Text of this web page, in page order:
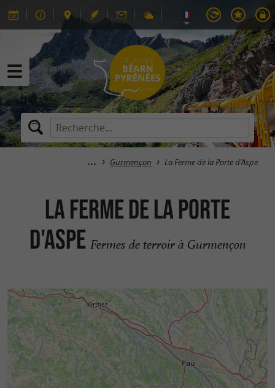
Gurmençon La Ferme de la Porte d'Aspe
La Ferme de la Porte
d'Aspe Fermes de terroir à Gurmençon